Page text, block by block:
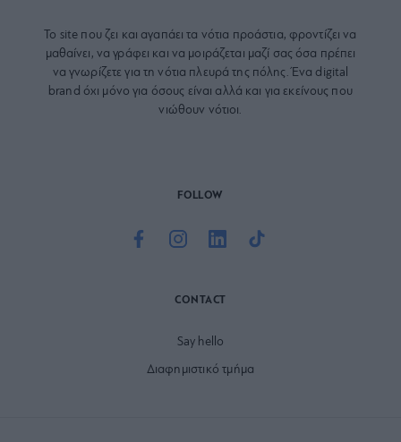
Το site που ζει και αγαπάει τα νότια προάστια, φροντίζει να
μαθαίνει, να γράφει και να μοιράζεται μαζί σας όσα πρέπει
να γνωρίζετε για τη νότια πλευρά της πόλης. Ένα digital
brand όχι μόνο για όσους είναι αλλά και για εκείνους που
νιώθουν νότιοι.
FOLLOW
CONTACT
Say hello
Διαφημιστικό τμήμα